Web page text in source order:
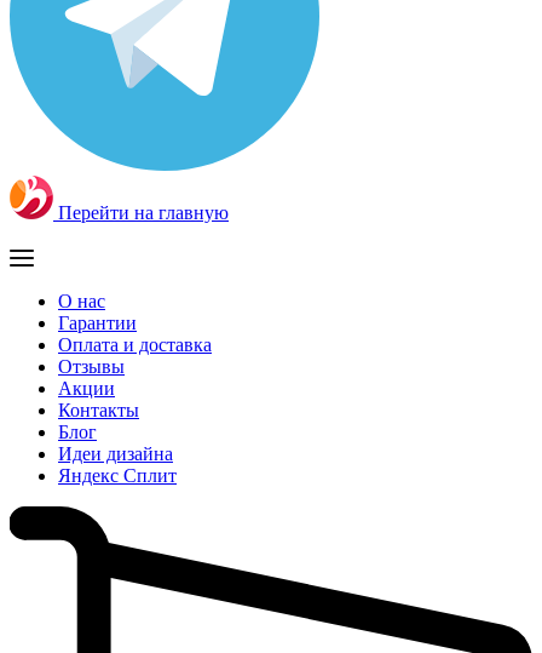
Перейти на главную
О нас
Гарантии
Оплата и доставка
Отзывы
Акции
Контакты
Блог
Идеи дизайна
Яндекс Сплит